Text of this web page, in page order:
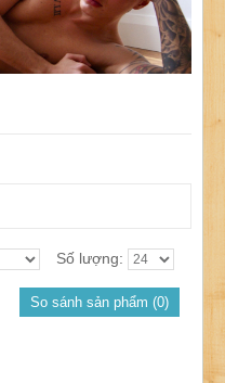
Số lượng:
So sánh sản phẩm (0)